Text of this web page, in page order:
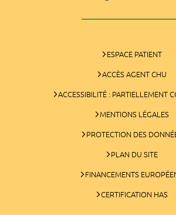
ESPACE PATIENT
ACCÈS AGENT CHU
ACCESSIBILITÉ : PARTIELLEMENT
MENTIONS LÉGALES
PROTECTION DES
PLAN DU SITE
FINANCEMENTS
CERTIFICATION HAS